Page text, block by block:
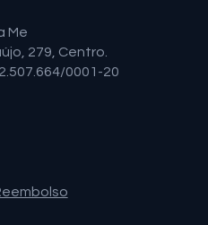
Me
279, Centro.
0001-20